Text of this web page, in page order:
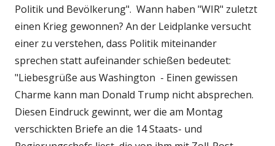
Politik und Bevölkerung". Wann haben "WIR" zuletzt
einen Krieg gewonnen? An der Leidplanke versucht
einer zu verstehen, dass Politik miteinander
sprechen statt aufeinander schießen bedeutet:
"Liebesgrüße aus Washington - Einen gewissen
Charme kann man Donald Trump nicht absprechen.
Diesen Eindruck gewinnt, wer die am Montag
verschickten Briefe an die 14 Staats- und